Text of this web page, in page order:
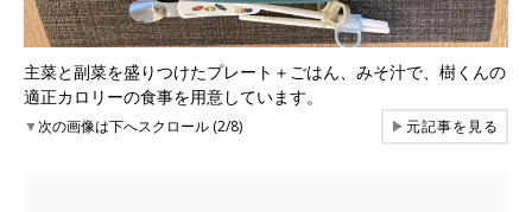
主菜と副菜を盛りつけたプレート＋ごはん、みそ汁で、樹くんの
適正カロリーの食事を用意しています。
▼次の画像は下へスクロール (2/8) ▶元記事を見る